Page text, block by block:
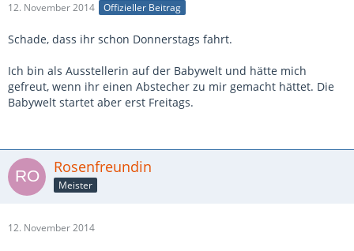
12. November 2014 Offizieller Beitrag
Schade, dass ihr schon Donnerstags fahrt.
Ich bin als Ausstellerin auf der Babywelt und hätte mich
gefreut, wenn ihr einen Abstecher zu mir gemacht hättet. Die
Babywelt startet aber erst Freitags.
Rosenfreundin
Meister
12. November 2014